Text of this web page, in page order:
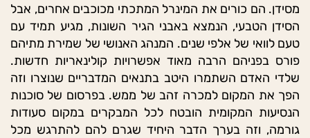
מסידן. הם כורים את המינרל המתכתי מכוכבים אחרים, אבל
הסידן הטבעי, הנמצא באבני הגיר השונות, מגיע תמיד עם
טעם לוואי של אלפי שנים. המנהג האנושי של שמירת מתיהם
פורס בפניהם הרבה מאוד אפשרויות קולינאריות חדשות.
שלדי האדם השתמרו היטב בתנאים המדבריים שנוצרו וזה
הפך את המקום למכרה זהב של ממש. בפרסום של סוכנות
הנסיעות המקומית הובטח לכל המבקרים במקום סעודות
גורמה, וזה בערך הדבר היחיד שגרם להם להתרגש מכל